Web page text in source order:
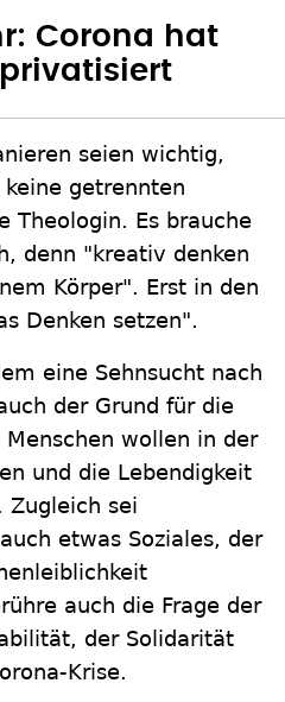
Corona hat
seien wichtig,
getrennten
Theologin. Es brauche
denn "kreativ denken
Körper". Erst in den
Denken setzen".
eine Sehnsucht nach
der Grund für die
wollen in der
und die Lebendigkeit
Zugleich sei
etwas Soziales, der
auch die Frage der
der Solidarität
Krise.